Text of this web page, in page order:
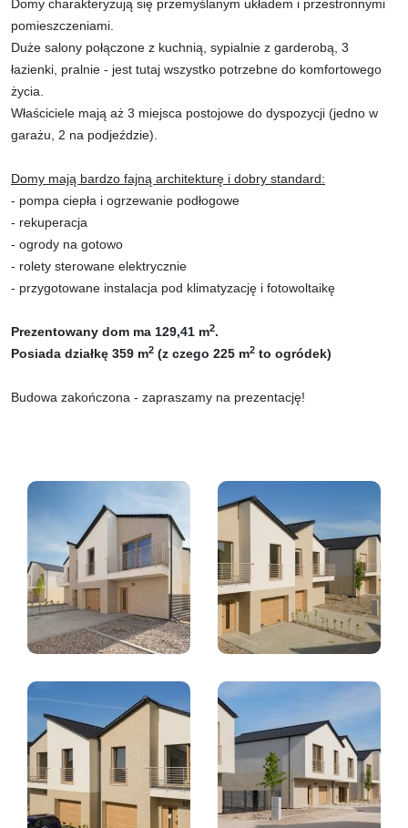
Domy charakteryzują się przemyślanym układem i przestronnymi
pomieszczeniami.
Duże salony połączone z kuchnią, sypialnie z garderobą, 3
łazienki, pralnie - jest tutaj wszystko potrzebne do komfortowego
życia.
Właściciele mają aż 3 miejsca postojowe do dyspozycji (jedno w
garażu, 2 na podjeździe).
Domy mają bardzo fajną architekturę i dobry standard:
- pompa ciepła i ogrzewanie podłogowe
- rekuperacja
- ogrody na gotowo
- rolety sterowane elektrycznie
- przygotowane instalacja pod klimatyzację i fotowoltaikę
Prezentowany dom ma 129,41 m2.
Posiada działkę 359 m2 (z czego 225 m2 to ogródek)
Budowa zakończona - zapraszamy na prezentację!